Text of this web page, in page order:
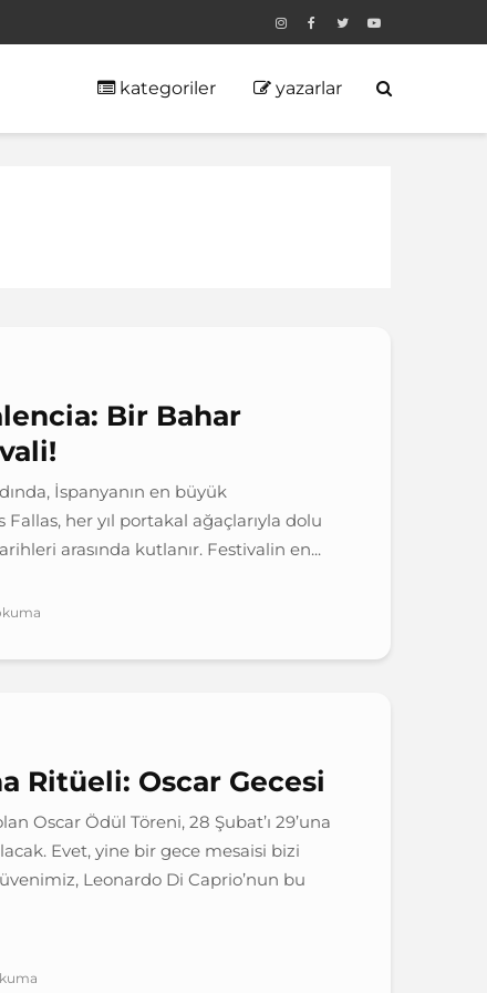
kategoriler yazarlar
Bir Bahar
İspanyanın en büyük
her yıl portakal ağaçlarıyla dolu
arasında kutlanır. Festivalin en...
Ritüeli: Oscar Gecesi
Oscar Ödül Töreni, 28 Şubat’ı 29’una
Evet, yine bir gece mesaisi bizi
Leonardo Di Caprio’nun bu